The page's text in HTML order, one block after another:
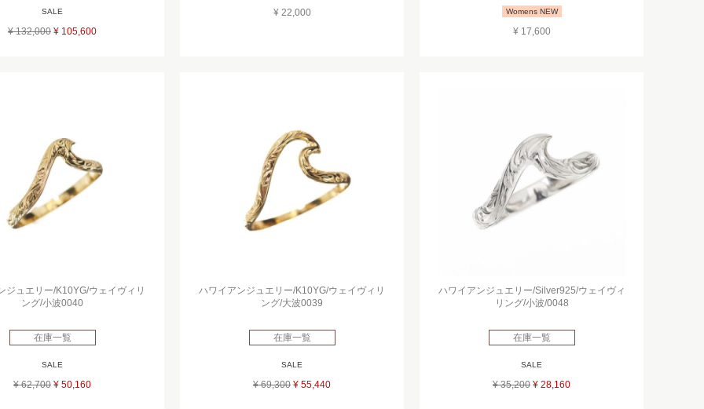
SALE
¥ 132,000 ¥ 105,600
¥ 22,000 Womens NEW
¥ 17,600
ジュエリー/K10YG/ウェイヴィリ
ング/小波0040
在庫一覧
SALE
¥ 62,700 ¥ 50,160
ハワイアンジュエリー/K10YG/ウェイヴィリ
ング/大波0039
在庫一覧
SALE
¥ 69,300 ¥ 55,440
ハワイアンジュエリー/Silver925/ウェイヴィ
リング/小波/0048
在庫一覧
SALE
¥ 35,200 ¥ 28,160